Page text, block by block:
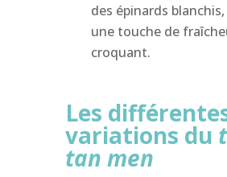
des épinards
une touche de
croquant.
Les
variations du
tan men